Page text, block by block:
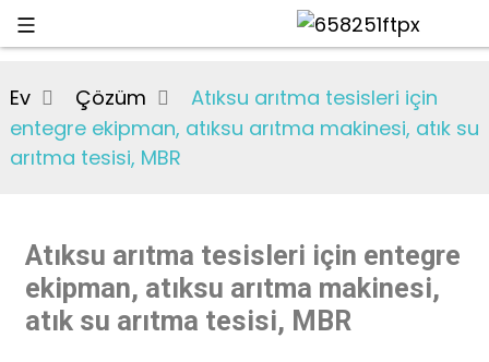
Ev Çözüm
Atıksu arıtma tesisleri için
entegre ekipman, atıksu arıtma makinesi, atık su
arıtma tesisi, MBR
Atıksu arıtma tesisleri için entegre
ekipman, atıksu arıtma makinesi,
atık su arıtma tesisi, MBR